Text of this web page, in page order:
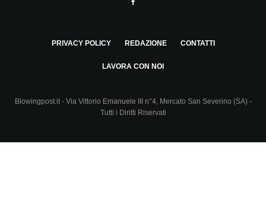
PRIVACY POLICY REDAZIONE CONTATTI
LAVORA CON NOI
Blowingpost.it - Via Vittorio Emanuele III n°4, Mercato San Severino (SA) -
Tutti i Diritti Riservati